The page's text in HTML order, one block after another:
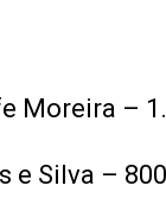
Moreira –
e Silva –